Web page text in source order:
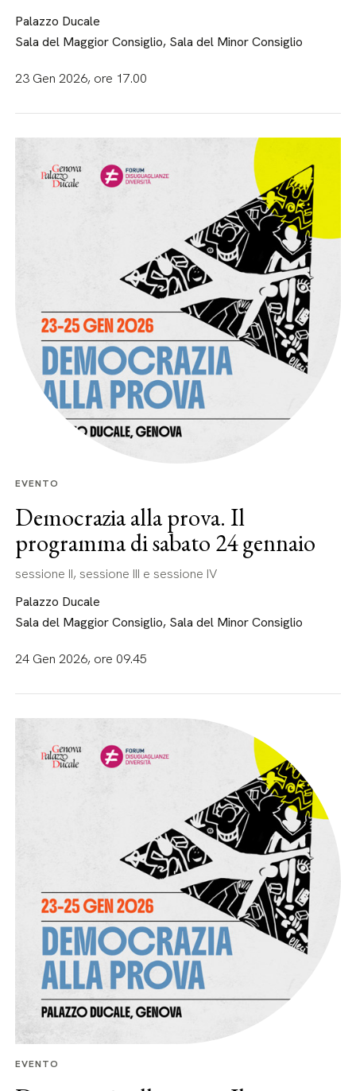
Palazzo Ducale
Sala del Maggior Consiglio, Sala del Minor Consiglio
23 Gen 2026, ore 17.00
EVENTO
Democrazia alla prova. Il
programma di sabato 24 gennaio
sessione II, sessione III e sessione IV
Palazzo Ducale
Sala del Maggior Consiglio, Sala del Minor Consiglio
24 Gen 2026, ore 09.45
EVENTO